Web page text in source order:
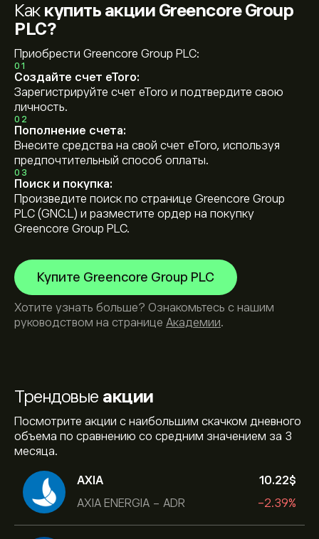
Трендовые акции
Посмотрите акции с наибольшим скачком дневного
объема по сравнению со средним значением за 3
месяца.
AXIA
AXIA ENERGIA - ADR
10.22‎$‎
-2.39%
Как купить акции Greencore Group
PLC?
Приобрести Greencore Group PLC:
01
Создайте счет eToro:
Зарегистрируйте счет eToro и подтвердите свою
личность.
02
Пополнение счета:
Внесите средства на свой счет eToro, используя
предпочтительный способ оплаты.
03
Поиск и покупка:
Произведите поиск по странице Greencore Group
PLC (GNC.L) и разместите ордер на покупку
Greencore Group PLC.
Купите Greencore Group PLC
Хотите узнать больше? Ознакомьтесь с нашим
руководством на странице Академии.